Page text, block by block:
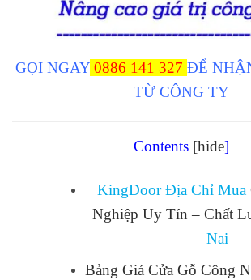
GỌI NGAY0886 141 327 ĐỂ
TỪ CÔNG TY
Contents [hide]
KingDoor Địa Chỉ Mua
Nghiệp Uy Tín – Chất
Nai
Bảng Giá Cửa Gỗ Công